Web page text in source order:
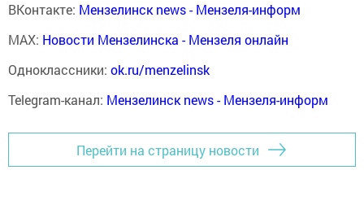
ВКонтакте: Мензелинск news - Мензеля-информ
MAX: Новости Мензелинска - Мензеля онлайн
Одноклассники: ok.ru/menzelinsk
Telegram-канал: Мензелинск news - Мензеля-информ
Перейти на страницу новости